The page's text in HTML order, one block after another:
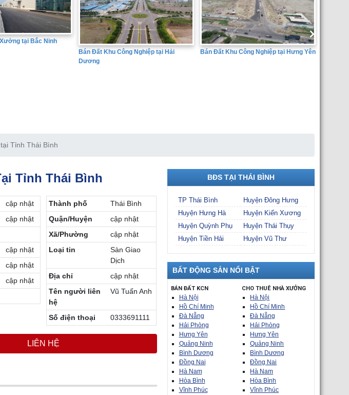
Bán Đất Khu Công Nghiệp tại Hưng Yên
Tỉnh Thái Bình
Tỉnh Thái Bình
cập nhật
cập nhật
cập nhật
cập nhật
cập nhật
Thành phố
Thái Bình
Quận/Huyện
cập nhật
Xã/Phường
cập nhật
Loại tin
Sàn Giao
Dịch
Địa chỉ
cập nhật
Tên người liên
hệ
Vũ Tuấn Anh
Số điện thoại 0333691111
LIÊN HỆ
BĐS TẠI THÁI BÌNH
TP Thái Bình
Huyện Đông Hưng
Huyện Hưng Hà
Huyện Kiến Xương
Huyện Quỳnh Phụ
Huyện Thái Thụy
Huyện Tiền Hải
Huyện Vũ Thư
BẤT ĐỘNG SẢN NỔI BẬT
BÁN ĐẤT KCN
Hà Nội
Hồ Chí Minh
Đà Nẵng
Hải Phòng
Hưng Yên
Quảng Ninh
Bình Dương
Đồng Nai
Hà Nam
Hòa Bình
Vĩnh Phúc
CHO THUÊ NHÀ XƯỞNG
Hà Nội
Hồ Chí Minh
Đà Nẵng
Hải Phòng
Hưng Yên
Quảng Ninh
Bình Dương
Đồng Nai
Hà Nam
Hòa Bình
Vĩnh Phúc